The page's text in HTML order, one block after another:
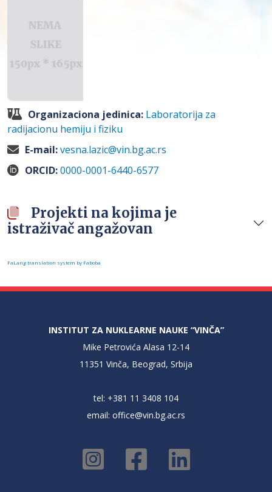
Organizaciona jedinica: Laboratorija za
radijacionu hemiju i fiziku
E-mail:vesna.lazic@vin.bg.ac.rs
ORCID:0000-0001-6440-6577
Projekti na kojima je
istraživač angažovan
FaLang translation system by Faboba
INSTITUT ZA NUKLEARNE NAUKE “VINČA”
Mike Petrovića Alasa 12-14
11351 Vinča, Beograd, Srbija
tel: +381 11 3408 104
email: office@vin.bg.ac.rs